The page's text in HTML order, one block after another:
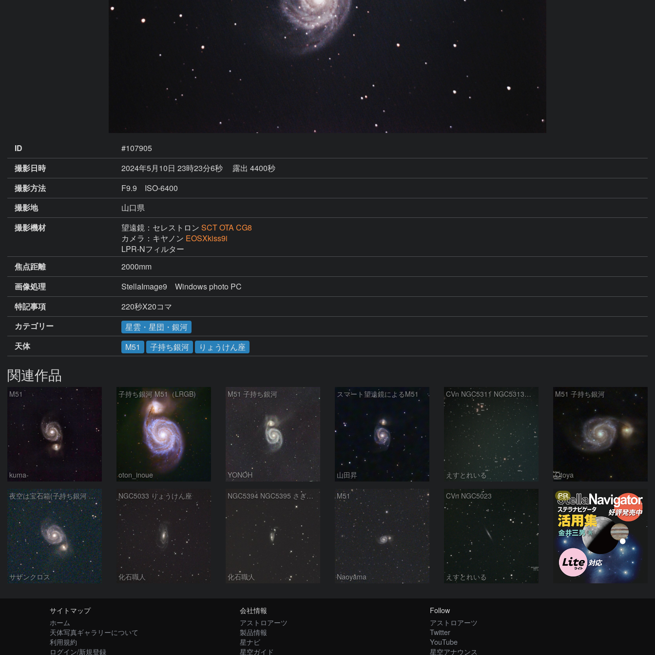
ID
#107905
撮影日時
2024年5月10日 23時23分6秒
露出 4400秒
撮影方法
F9.9 ISO-6400
撮影地
山口県
撮影機材
望遠鏡：セレストロン SCT OTA CG8
カメラ：キヤノン EOSXkiss9i
焦点距離
2000mm
画像処理
StellaImage9　Windows photo PC
特記事項
220秒X20コマ
カテゴリー
星雲・星団・銀河
天体
M51 子持ち銀河 りょうけん座
関連作品
M51
kuma-
子持ち銀河 M51（LRGB)
oton_inoue
M51 子持ち銀河
YONOH
スマート望遠鏡によるM51
山田昇
CVn NGC5311 NGC5313付近
えすとれいる
M51 子持ち銀河
Otoya
夜空は宝石箱(子持ち銀河 M51) Seestar50
サザンクロス
NGC5033 りょうけん座
化石職人
NGC5394 NGC5395 さぎ銀河 りょうけん座
化石職人
M51
Naoyama
CVn NGC5023
えすとれいる
PR
サイトマップ
ホーム
天体写真ギャラリーについて
利用規約
ログイン/新規登録
会社情報
アストロアーツ
製品情報
星ナビ
星空ガイド
Follow
アストロアーツ
Twitter
YouTube
星空アナウンス